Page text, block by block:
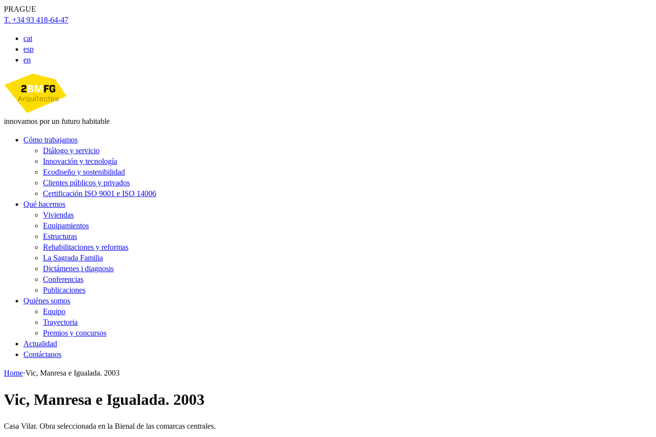
PRAGUE
T. +34 93 418-64-47
cat
esp
en
innovamos por un futuro habitable
Cómo trabajamos
Diálogo y servicio
Innovación y tecnología
Ecodiseño y sostenibilidad
Clientes públicos y privados
Certificación ISO 9001 e ISO 14006
Qué hacemos
Viviendas
Equipamientos
Estructuras
Rehabilitaciones y reformas
La Sagrada Familia
Dictámenes i diagnosis
Conferencias
Publicaciones
Quiénes somos
Equipo
Trayectoria
Premios y concursos
Actualidad
Contáctanos
Home·Vic, Manresa e Igualada. 2003
Vic, Manresa e Igualada. 2003
Casa Vilar. Obra seleccionada en la Bienal de las comarcas centrales.